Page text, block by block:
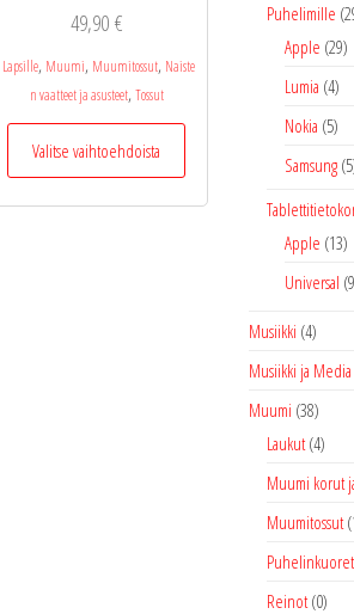
49,90 €
Lapsille, Muumi, Muumitossut, Naiste
n vaatteet ja asusteet, Tossut
Valitse vaihtoehdoista
Tällä
Puhelimille
Apple (29)
Lumia (4)
Nokia (5)
Samsung
Apple (13)
Universal
Musiikki (4)
Musiikki ja Media
Muumi (38)
Laukut (4)
Muumi korut
Muumitossut
Puhelinkuoret
Reinot (0)